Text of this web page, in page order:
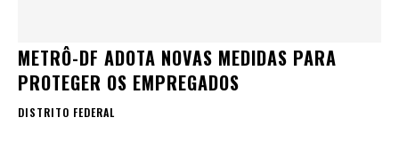
METRÔ-DF ADOTA NOVAS MEDIDAS PARA
PROTEGER OS EMPREGADOS
DISTRITO FEDERAL